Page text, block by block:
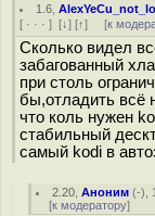
1.6 ,
[ · · · ] [↓] [↑] [к
Сколько видел
забагованный
при столь
бы,отладить всё
что коль нужен
стабильный
самый kodi в
2.20 ,Аноним (-),
[к модератору]